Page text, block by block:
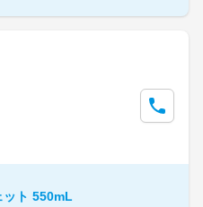
ット 550mL